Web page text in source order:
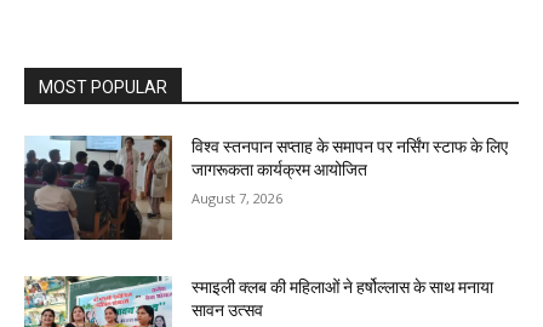
MOST POPULAR
विश्व स्तनपान सप्ताह के समापन पर नर्सिंग स्टाफ के लिए
जागरूकता कार्यक्रम आयोजित
August 7, 2026
स्माइली क्लब की महिलाओं ने हर्षोल्लास के साथ मनाया
सावन उत्सव